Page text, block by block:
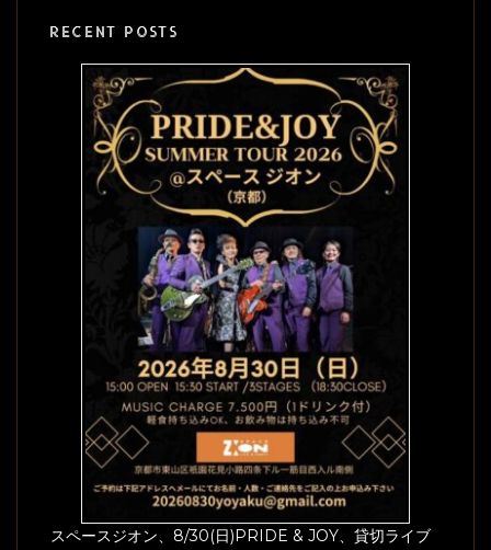
RECENT POSTS
スペースジオン、8/30(日)PRIDE & JOY、貸切ライブ